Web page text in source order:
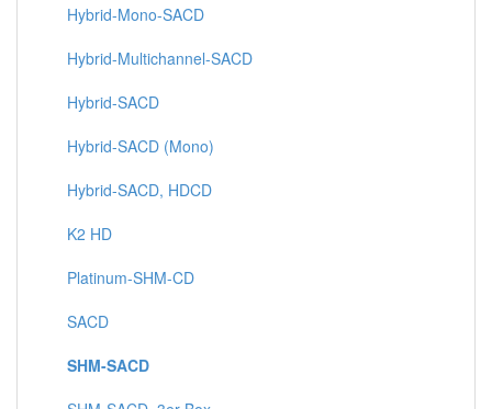
Hybrid-Mono-SACD
Hybrid-Multichannel-SACD
Hybrid-SACD
Hybrid-SACD (Mono)
Hybrid-SACD, HDCD
K2 HD
Platinum-SHM-CD
SACD
SHM-SACD